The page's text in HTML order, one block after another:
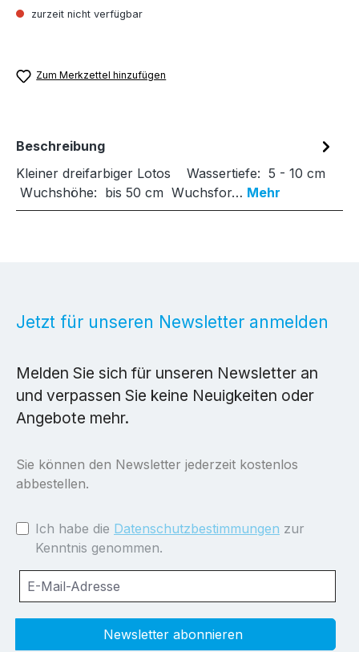
zurzeit nicht verfügbar
Zum Merkzettel hinzufügen
Beschreibung
Kleiner dreifarbiger Lotos Wassertiefe: 5 - 10 cm
Wuchshöhe: bis 50 cm Wuchsfor… Mehr
Jetzt für unseren Newsletter anmelden
Melden Sie sich für unseren Newsletter an
und verpassen Sie keine Neuigkeiten oder
Angebote mehr.
Sie können den Newsletter jederzeit kostenlos
abbestellen.
Ich habe die Datenschutzbestimmungen zur
Kenntnis genommen.
Newsletter abonnieren